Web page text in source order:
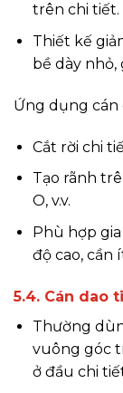
trên chi tiết.
Thiết kế
bề dày nhỏ,
Ứng dụng cán
Cắt rời chi
Tạo rãnh
O, v.v.
Phù hợp
độ cao, cần
5.4. Cán dao
Thường
vuông góc
ở đầu chi